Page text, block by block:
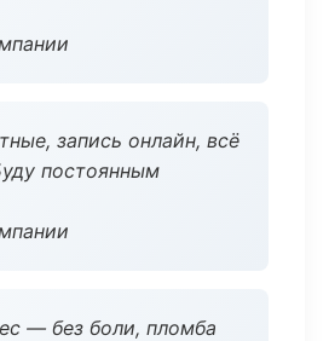
запись онлайн, всё
постоянным
— без боли, пломба